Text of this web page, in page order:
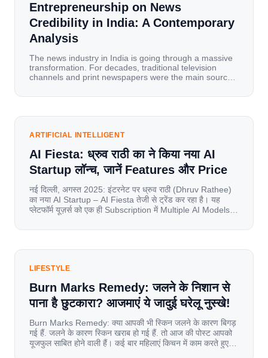
Entrepreneurship on News
Credibility in India: A Contemporary
Analysis
The news industry in India is going through a massive
transformation. For decades, traditional television
channels and print newspapers were the main sources
mobile data, affordable smartphones, and high-speed
has become a mobile-first market where consumers
ARTIFICIAL INTELLIGENT
AI Fiesta: ध्रुव राठी का ने किया नया AI
Startup लॉन्च, जानें Features और Price
नई दिल्ली, अगस्त 2025: इंटरनेट पर ध्रुव राठी (Dhruv Rathee)
का नया AI Startup – AI Fiesta तेजी से ट्रेंड कर रहा है। यह
प्लेटफॉर्म यूज़र्स को एक ही Subscription में Multiple AI Models
यूज़र्स का जबरदस्त रिस्पॉन्स लॉन्च के तुरंत […]
LIFESTYLE
Burn Marks Remedy: जलने के निशान से
पाना है छुटकारा? आजमाएं ये जादुई घरेलू नुस्खे!
Burn Marks Remedy: क्या आपकी भी स्किन जलने के कारण बिगड़
गई हैं. जलने के कारण स्किन खराब हो गई हैं. तो आज की पोस्ट आपको
यूजफुल साबित होने वाली हैं। कई बार महिलाएं किचन में काम करते हुए